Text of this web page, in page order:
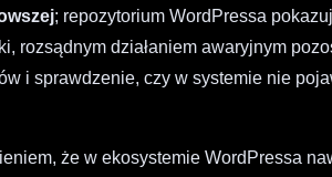
; repozytorium WordPressa
rozsądnym działaniem awaryjnym
i sprawdzenie, czy w systemie nie
że w ekosystemie WordPressa